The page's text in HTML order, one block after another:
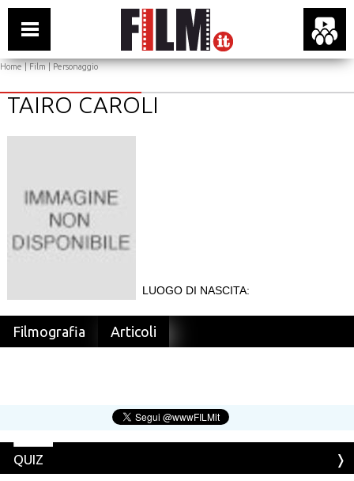
Home|Film| Personaggio
TAIRO CAROLI
LUOGO DI NASCITA:
Filmografia Articoli
QUIZ